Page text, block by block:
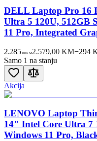
DELL Laptop Pro 16
Ultra 5 120U, 512GB
11 Pro, Integrated
2.285 00KM2.579,00 KM−294
Samo 1 na stanju
Akcija
LENOVO Laptop
14" Intel Core Ultra 7
Windows 11 Pro,